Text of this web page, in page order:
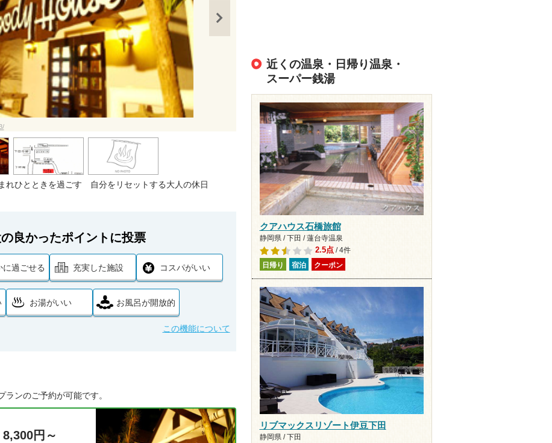
https://travel.rakuten.co.jp/HOTEL/14713/
れひとときを過ごす 自分をリセットする大人の休日
良かったポイントに投票
に過ごせる 充実した施設 コスパがいい
お湯がいい お風呂が開放的
この機能について
ンのご予約が可能です。
8,300円～
近くの温泉・日帰り温泉・
スーパー銭湯
クアハウス石橋旅館
静岡県 / 下田 / 蓮台寺温泉
2.5点/ 4件
日帰り 宿泊 クーポン
リブマックスリゾート伊豆下田
静岡県 / 下田